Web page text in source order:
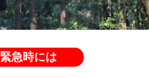
緊急時には